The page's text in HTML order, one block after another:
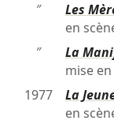
″
Les
en
″
La
mise
1977
La
en